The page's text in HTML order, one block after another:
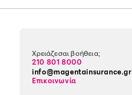
Χρειάζεσαι βοήθεια;
210 801 8000
info@magentainsurance.gr
Επικοινωνία